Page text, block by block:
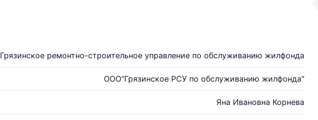
Грязинское ремонтно-строительное управление по обслуживанию жилфонда
ООО"Грязинское РСУ по обслуживанию жилфонда"
Яна Ивановна Корнева